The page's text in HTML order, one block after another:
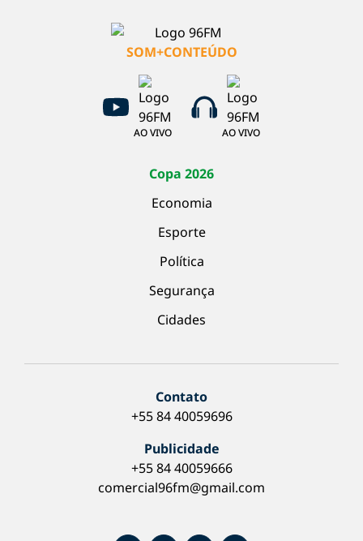
SOM+CONTEÚDO
AO VIVO AO VIVO
Copa 2026
Economia
Esporte
Política
Segurança
Cidades
Contato
+55 84 40059696
Publicidade
+55 84 40059666
comercial96fm@gmail.com